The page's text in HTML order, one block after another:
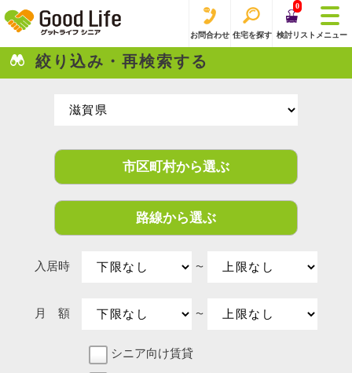
お問合わせ 住宅を探す
0
検討リスト メニュー
絞り込み・再検索する
市区町村から選ぶ
路線から選ぶ
入居時 〜
月 額 〜
シニア向け賃貸